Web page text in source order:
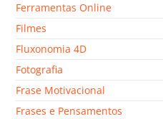
Ferramentas Online
Filmes
Fluxonomia 4D
Fotografia
Frase Motivacional
Frases e Pensamentos